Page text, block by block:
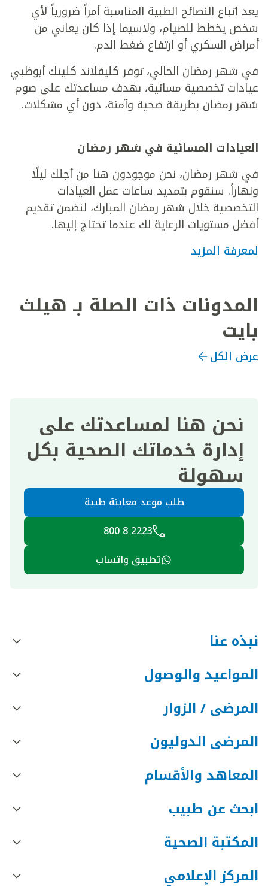
يعد اتباع النصائح الطبية المناسبة أمراً ضرورياً لأي
شخص يخطط للصيام، ولاسيما إذا كان يعاني من
أمراض السكري أو ارتفاع ضغط الدم.
في شهر رمضان الحالي، توفر كليفلاند كلينك أبوظبي
عيادات تخصصية مسائية، بهدف مساعدتك على صوم
شهر رمضان بطريقة صحية وآمنة، دون أي مشكلات.
العيادات المسائية في شهر رمضان
في شهر رمضان، نحن موجودون هنا من أجلك ليلًا
ونهاراً. سنقوم بتمديد ساعات عمل العيادات
التخصصية خلال شهر رمضان المبارك، لنضمن تقديم
أفضل مستويات الرعاية لك عندما تحتاج إليها.
لمعرفة المزيد
المدونات ذات الصلة بـ هيلث
بايت
عرض الكل
نحن هنا لمساعدتك على
إدارة خدماتك الصحية بكل
سهولة
طلب موعد معاينة طبية
2223 8 800
تطبيق واتساب
نبذه عنا
المواعيد والوصول
المرضى / الزوار
المرضى الدوليون
المعاهد والأقسام
ابحث عن طبيب
المكتبة الصحية
المركز الإعلامي